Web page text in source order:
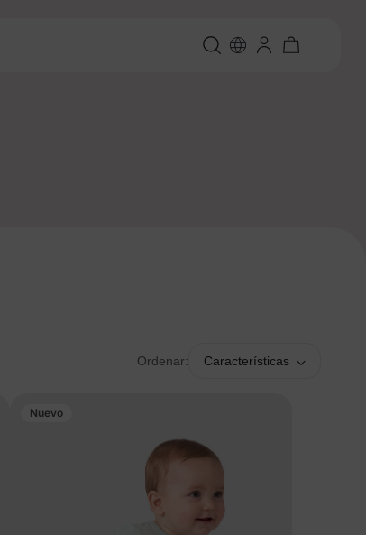
Ordenar: Características
Nuevo